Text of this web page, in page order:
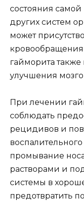
состояния самой
других систем
может
кровообращения
гайморита
улучшения
При лечении
соблюдать
рецидивов и
промывание
растворами и
системы в
предотвратить